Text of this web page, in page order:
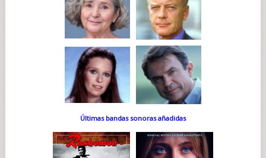
Últimas bandas sonoras añadidas